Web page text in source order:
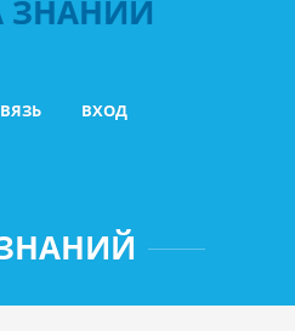
ВХОД